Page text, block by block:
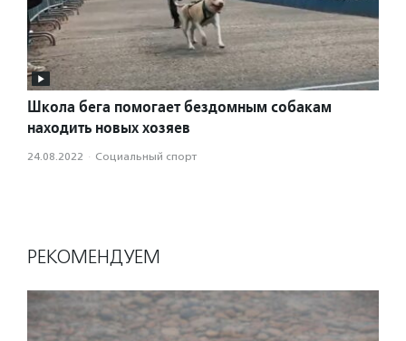
Школа бега помогает бездомным собакам
находить новых хозяев
24.08.2022 · Социальный спорт
РЕКОМЕНДУЕМ